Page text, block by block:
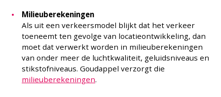
Milieuberekeningen
Als uit een verkeersmodel blijkt dat het verkeer
toeneemt ten gevolge van locatieontwikkeling, dan
moet dat verwerkt worden in milieuberekeningen
van onder meer de luchtkwaliteit, geluidsniveaus en
stikstofniveaus. Goudappel verzorgt die
milieuberekeningen.